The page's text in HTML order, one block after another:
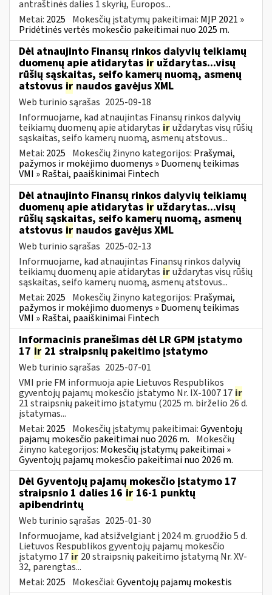
antraštinės dalies 1 skyrių, Europos...
Metai: 2025 Mokesčių įstatymų pakeitimai: MĮP 2021 »
Pridėtinės vertės mokesčio pakeitimai nuo 2025 m.
Dėl atnaujinto Finansų rinkos dalyvių teikiamų
duomenų apie atidarytas ir uždarytas...visų
rūšių sąskaitas, seifo kamerų nuomą, asmenų
atstovus ir naudos gavėjus XML
Web turinio sąrašas 2025-09-18
Informuojame, kad atnaujintas Finansų rinkos dalyvių
teikiamų duomenų apie atidarytas iruždarytas visų rūšių
sąskaitas, seifo kamerų nuomą, asmenų atstovus...
Metai: 2025 Mokesčių žinyno kategorijos: Prašymai,
pažymos ir mokėjimo duomenys » Duomenų teikimas
VMI » Raštai, paaiškinimai Fintech
Dėl atnaujinto Finansų rinkos dalyvių teikiamų
duomenų apie atidarytas ir uždarytas...visų
rūšių sąskaitas, seifo kamerų nuomą, asmenų
atstovus ir naudos gavėjus XML
Web turinio sąrašas 2025-02-13
Informuojame, kad atnaujintas Finansų rinkos dalyvių
teikiamų duomenų apie atidarytas iruždarytas visų rūšių
sąskaitas, seifo kamerų nuomą, asmenų atstovus...
Metai: 2025 Mokesčių žinyno kategorijos: Prašymai,
pažymos ir mokėjimo duomenys » Duomenų teikimas
VMI » Raštai, paaiškinimai Fintech
Informacinis pranešimas dėl LR GPM įstatymo
17 ir 21 straipsnių pakeitimo įstatymo
Web turinio sąrašas 2025-07-01
VMI prie FM informuoja apie Lietuvos Respublikos
gyventojų pajamų mokesčio įstatymo Nr. IX-1007 17 ir
21 straipsnių pakeitimo įstatymu (2025 m. birželio 26 d.
įstatymas...
Metai: 2025 Mokesčių įstatymų pakeitimai:Gyventojų
pajamų mokesčio pakeitimai nuo 2026 m. Mokesčių
žinyno kategorijos: Mokesčių įstatymų pakeitimai »
Gyventojų pajamų mokesčio pakeitimai nuo 2026 m.
Dėl Gyventojų pajamų mokesčio įstatymo 17
straipsnio 1 dalies 16 ir 16-1 punktų
apibendrintų
Web turinio sąrašas 2025-01-30
Informuojame, kad atsižvelgiant į 2024 m. gruodžio 5 d.
Lietuvos Respublikos gyventojų pajamų mokesčio
įstatymo 17 ir 20 straipsnių pakeitimo įstatymą Nr. XV-
32, parengtas...
Metai: 2025 Mokesčiai:Gyventojų pajamų mokestis